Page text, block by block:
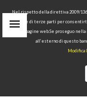
WASHBASIN
Nel rispetto della direttiva 2009/
tecnici e di terze parti per
delle pagine web.Se proseguo
all’esterno di questo
Modifica